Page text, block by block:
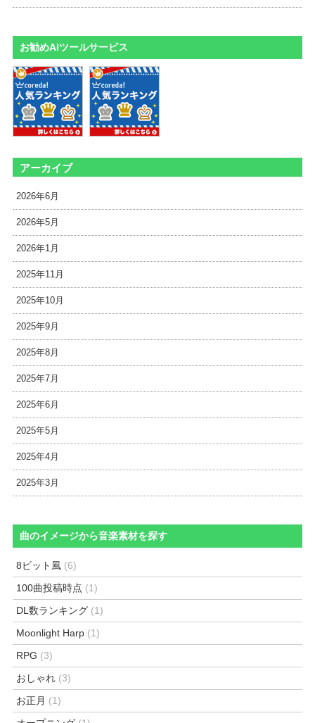
お勧めAIツールサービス
アーカイブ
2026年6月
2026年5月
2026年1月
2025年11月
2025年10月
2025年9月
2025年8月
2025年7月
2025年6月
2025年5月
2025年4月
2025年3月
曲のイメージから音楽素材を探す
8ビット風 (6)
100曲投稿時点 (1)
DL数ランキング (1)
Moonlight Harp (1)
RPG (3)
おしゃれ (3)
お正月 (1)